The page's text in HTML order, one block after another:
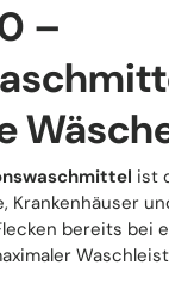
–
ist
Krankenhäuser
bereits bei